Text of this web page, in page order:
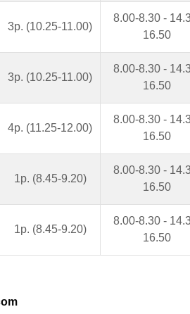
3p. (10.25-11.00)
8.00-8.30 -
16.50
3p. (10.25-11.00)
8.00-8.30 -
16.50
4p. (11.25-12.00)
8.00-8.30 -
16.50
1p. (8.45-9.20)
8.00-8.30 -
16.50
1p. (8.45-9.20)
8.00-8.30 -
16.50